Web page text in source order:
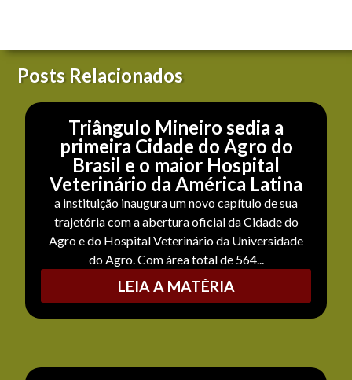
Posts Relacionados
Triângulo Mineiro sedia a
primeira Cidade do Agro do
Brasil e o maior Hospital
Veterinário da América Latina
a instituição inaugura um novo capítulo de sua
trajetória com a abertura oficial da Cidade do
Agro e do Hospital Veterinário da Universidade
do Agro. Com área total de 564...
LEIA A MATÉRIA